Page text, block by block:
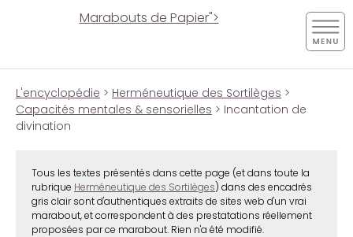
Marabouts de Papier">
L'encyclopédie > Herméneutique des Sortilèges >
Capacités mentales & sensorielles > Incantation de
divination
Tous les textes présentés dans cette page (et dans toute la
rubrique Herméneutique des Sortilèges) dans des encadrés
gris clair sont d'authentiques extraits de sites web d'un vrai
marabout, et correspondent à des prestatations réellement
proposées par ce marabout. Rien n'a été modifié.